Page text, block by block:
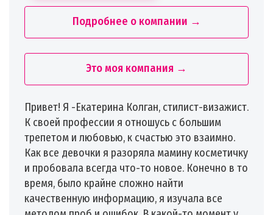
Подробнее о компании →
Это моя компания →
Привет! Я -Екатерина Колган, стилист-визажист.
К своей профессии я отношусь с большим
трепетом и любовью, к счастью это взаимно.
Как все девочки я разоряла мамину косметичку
и пробовала всегда что-то новое. Конечно в то
время, было крайне сложно найти
качественную информацию, я изучала все